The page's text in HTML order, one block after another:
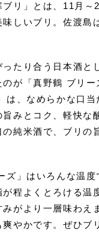
ブリ」とは、11月～
しいブリ。佐渡島
ったり合う日本酒と
が「真野鶴 ブリー
は、なめらかな口当
みとコク、軽快な
の純米酒で、ブリの
ズ」はいろんな温
程よくとろける温
がより一層味わえ
やかです。ぜひブ